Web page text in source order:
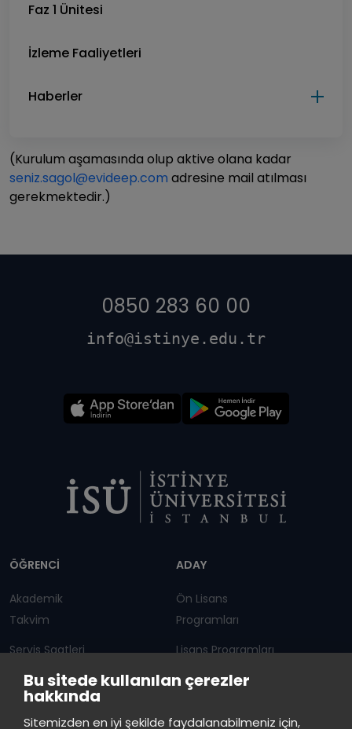
Bu sitede kullanılan çerezler
hakkında
Sitemizden en iyi şekilde faydalanabilmeniz için,
Faz 1 Ünitesi
İzleme Faaliyetleri
Haberler
(Kurulum aşamasında olup aktive olana kadar
seniz.sagol@evideep.com adresine mail atılması
gerekmektedir.)
0850 283 60 00
info@istinye.edu.tr
ÖĞRENCİ
Akademik
Takvim
Servis Saatleri
Duyurular
ADAY
Ön Lisans
Programları
Lisans Programları
Lisansüstü